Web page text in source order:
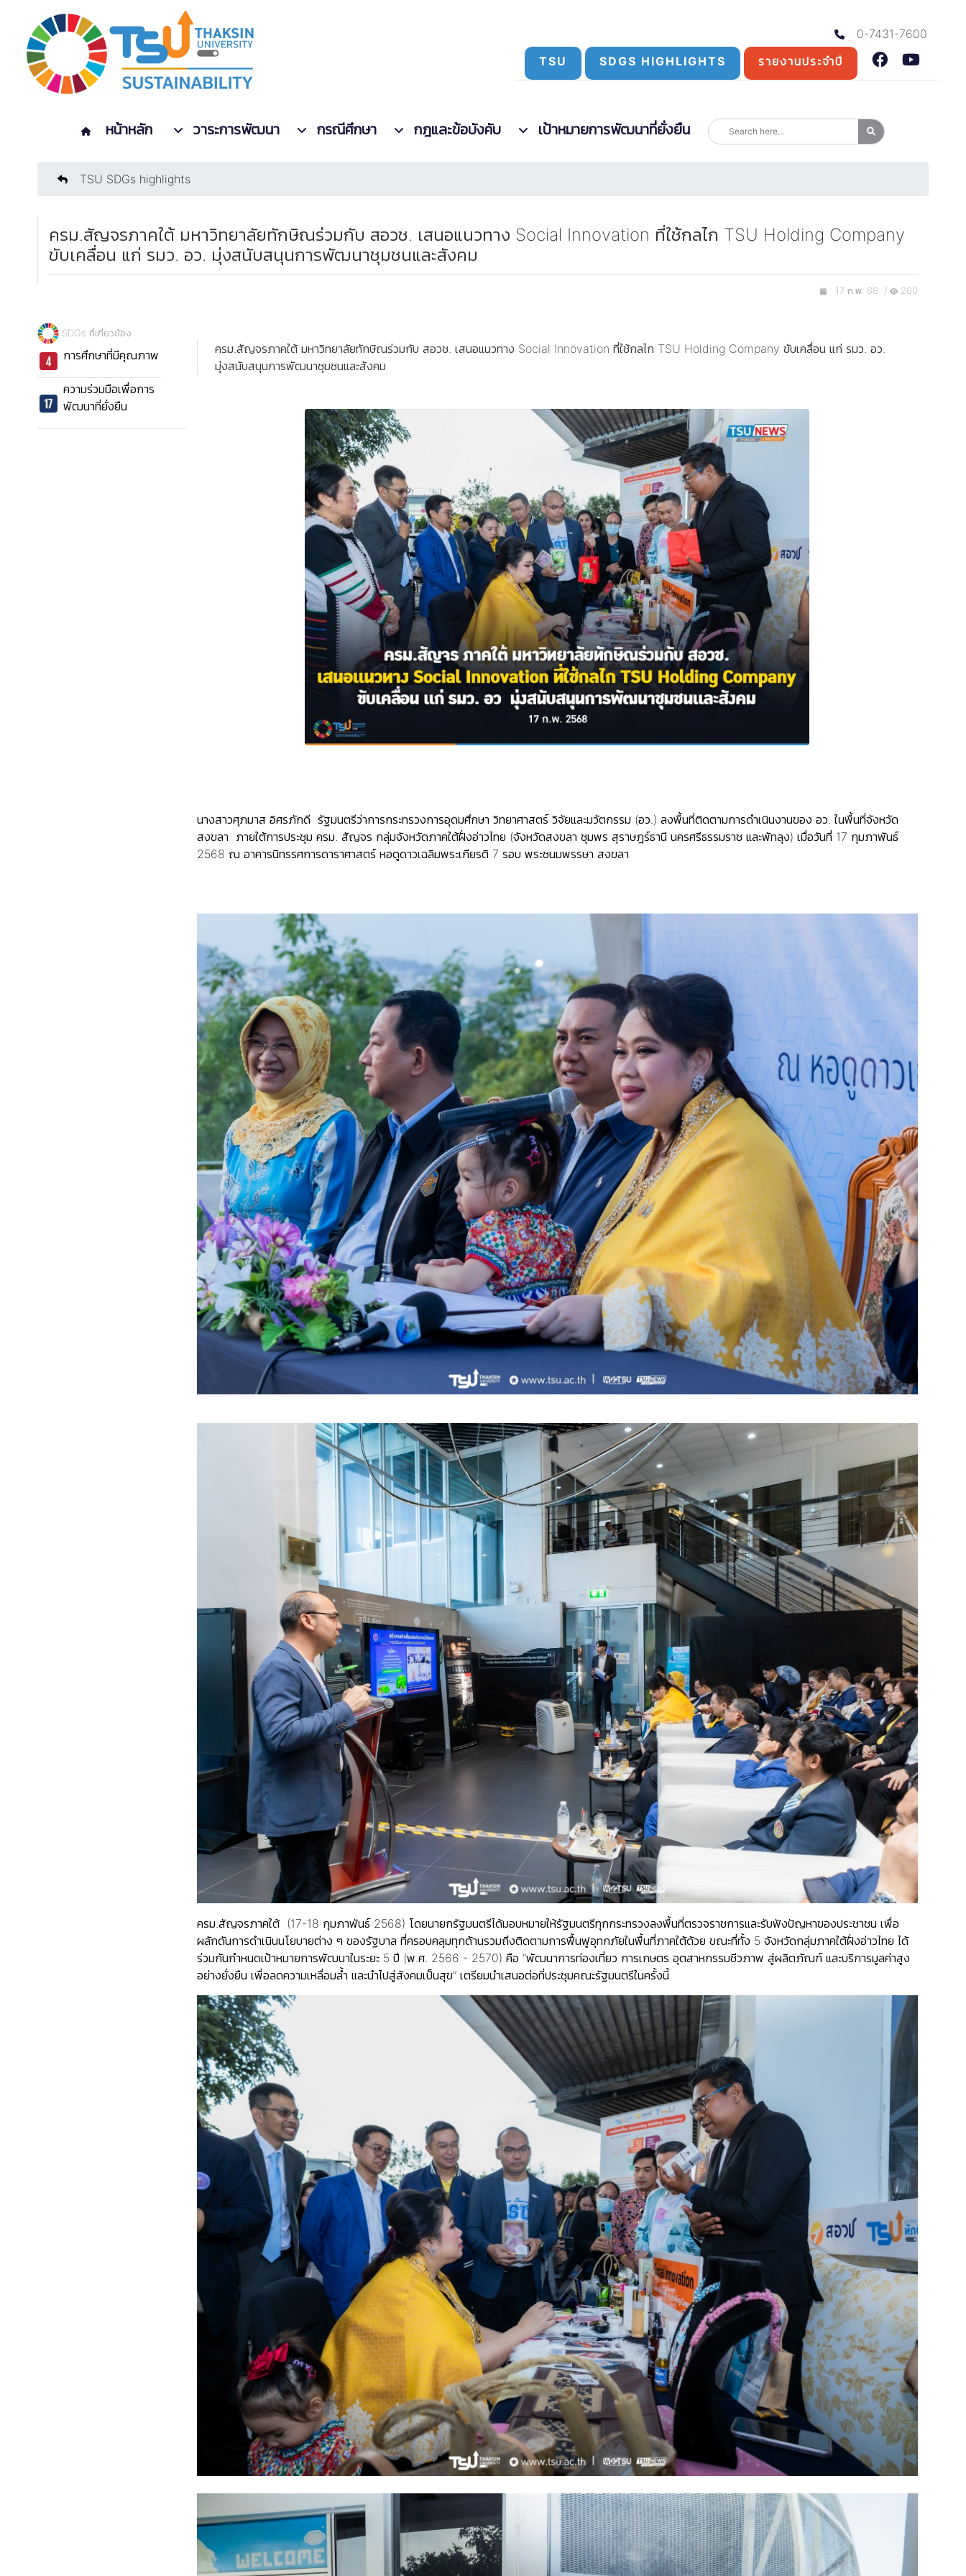
0-7431-7600
TSU
SDGS HIGHLIGHTS รายงานประจำปี
หน้าหลัก วาระการพัฒนา กรณีศึกษา กฎและข้อบังคับ เป้าหมายการพัฒนาที่ยั่งยืน
TSU SDGs highlights
ครม.สัญจรภาคใต้ มหาวิทยาลัยทักษิณร่วมกับ สอวช. เสนอแนวทาง Social Innovation ที่ใช้กลไก TSU Holding Company
ขับเคลื่อน แก่ รมว. อว. มุ่งสนับสนุนการพัฒนาชุมชนและสังคม
17 ก.พ. 68 / 200
SDGs ที่เกี่ยวข้อง
การศึกษาที่มีคุณภาพ
ความร่วมมือเพื่อการ
พัฒนาที่ยั่งยืน
ครม.สัญจรภาคใต้ มหาวิทยาลัยทักษิณร่วมกับ สอวช. เสนอแนวทาง Social Innovation ที่ใช้กลไก TSU Holding Company ขับเคลื่อน แก่ รมว. อว.
มุ่งสนับสนุนการพัฒนาชุมชนและสังคม
นางสาวศุภมาส อิศรภักดี รัฐมนตรีว่าการกระทรวงการอุดมศึกษา วิทยาศาสตร์ วิจัยและมวัตกรรม (อว.) ลงพื้นที่ติดตามการดำเนินงานของ อว. ในพื้นที่จังหวัด
สงขลา ภายใต้การประชุม ครม. สัญจร กลุ่มจังหวัดภาคใต้ฝั่งอ่าวไทย (จังหวัดสงขลา ชุมพร สุราษฎร์ธานี นครศรีธรรมราช และพัทลุง) เมื่อวันที่ 17 กุมภาพันธ์
2568 ณ อาคารนิทรรศการดาราศาสตร์ หอดูดาวเฉลิมพระเกียรติ 7 รอบ พระชนมพรรษา สงขลา
ครม.สัญจรภาคใต้ (17-18 กุมภาพันธ์ 2568) โดยนายกรัฐมนตรีได้มอบหมายให้รัฐมนตรีทุกกระทรวงลงพื้นที่ตรวจราชการและรับฟังปัญหาของประชาชน เพื่อ
ผลักดันการดำเนินนโยบายต่าง ๆ ของรัฐบาล ที่ครอบคลุมทุกด้านรวมถึงติดตามการฟื้นฟูอุทกภัยในพื้นที่ภาคใต้ด้วย ขณะที่ทั้ง 5 จังหวัดกลุ่มภาคใต้ฝั่งอ่าวไทย ได้
ร่วมกันกำหนดเป้าหมายการพัฒนาในระยะ 5 ปี (พ.ศ. 2566 - 2570) คือ “พัฒนาการท่องเที่ยว การเกษตร อุตสาหกรรมชีวภาพ สู่ผลิตภัณฑ์ และบริการมูลค่าสูง
อย่างยั่งยืน เพื่อลดความเหลื่อมล้ำ และนำไปสู่สังคมเป็นสุข” เตรียมนำเสนอต่อที่ประชุมคณะรัฐมนตรีในครั้งนี้